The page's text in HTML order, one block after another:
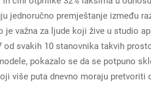
jednoručno premještanje između
važna za ljude koji žive u studio
svakih 10 stanovnika takvih
pokazalo se da se potpuno
više puta dnevno moraju pretvoriti